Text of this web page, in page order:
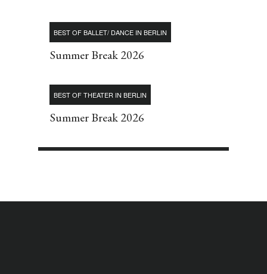
BEST OF BALLET/ DANCE IN BERLIN
Summer Break 2026
BEST OF THEATER IN BERLIN
Summer Break 2026